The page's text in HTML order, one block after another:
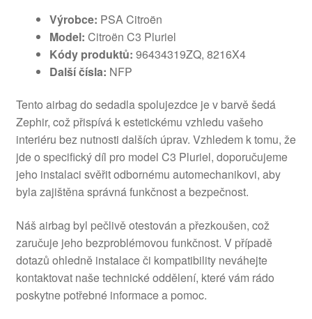
Výrobce: PSA Citroën
Model: Citroën C3 Pluriel
Kódy produktů: 96434319ZQ, 8216X4
Další čísla: NFP
Tento airbag do sedadla spolujezdce je v barvě šedá
Zephir, což přispívá k estetickému vzhledu vašeho
interiéru bez nutnosti dalších úprav. Vzhledem k tomu, že
jde o specifický díl pro model C3 Pluriel, doporučujeme
jeho instalaci svěřit odbornému automechanikovi, aby
byla zajištěna správná funkčnost a bezpečnost.
Náš airbag byl pečlivě otestován a přezkoušen, což
zaručuje jeho bezproblémovou funkčnost. V případě
dotazů ohledně instalace či kompatibility neváhejte
kontaktovat naše technické oddělení, které vám rádo
poskytne potřebné informace a pomoc.